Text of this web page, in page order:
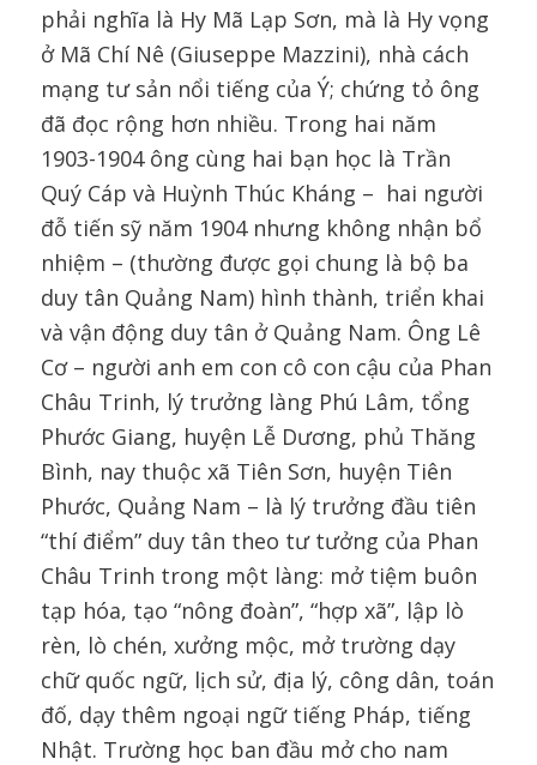
phải nghĩa là Hy Mã Lạp Sơn, mà là Hy vọng
ở Mã Chí Nê (Giuseppe Mazzini), nhà cách
mạng tư sản nổi tiếng của Ý; chứng tỏ ông
đã đọc rộng hơn nhiều. Trong hai năm
1903-1904 ông cùng hai bạn học là Trần
Quý Cáp và Huỳnh Thúc Kháng – hai người
đỗ tiến sỹ năm 1904 nhưng không nhận bổ
nhiệm – (thường được gọi chung là bộ ba
duy tân Quảng Nam) hình thành, triển khai
và vận động duy tân ở Quảng Nam. Ông Lê
Cơ – người anh em con cô con cậu của Phan
Châu Trinh, lý trưởng làng Phú Lâm, tổng
Phước Giang, huyện Lễ Dương, phủ Thăng
Bình, nay thuộc xã Tiên Sơn, huyện Tiên
Phước, Quảng Nam – là lý trưởng đầu tiên
“thí điểm” duy tân theo tư tưởng của Phan
Châu Trinh trong một làng: mở tiệm buôn
tạp hóa, tạo “nông đoàn”, “hợp xã”, lập lò
rèn, lò chén, xưởng mộc, mở trường dạy
chữ quốc ngữ, lịch sử, địa lý, công dân, toán
đố, dạy thêm ngoại ngữ tiếng Pháp, tiếng
Nhật. Trường học ban đầu mở cho nam